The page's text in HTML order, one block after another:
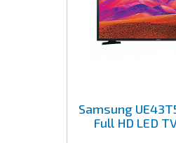
Samsung
Full HD LED